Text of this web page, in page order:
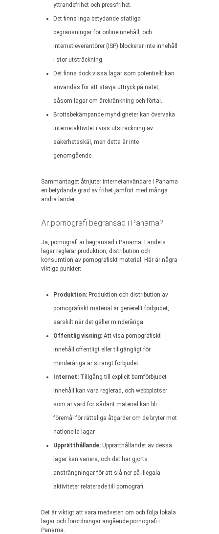
yttrandefrihet och pressfrihet.
Det finns inga betydande statliga
begränsningar för onlineinnehåll, och
internetleverantörer (ISP) blockerar inte innehåll
i stor utsträckning.
Det finns dock vissa lagar som potentiellt kan
användas för att stävja uttryck på nätet,
såsom lagar om ärekränkning och förtal.
Brottsbekämpande myndigheter kan övervaka
internetaktivitet i viss utsträckning av
säkerhetsskäl, men detta är inte
genomgående.
Sammantaget åtnjuter internetanvändare i Panama
en betydande grad av frihet jämfört med många
andra länder.
Är pornografi begränsad i Panama?
Ja, pornografi är begränsad i Panama. Landets
lagar reglerar produktion, distribution och
konsumtion av pornografiskt material. Här är några
viktiga punkter:
Produktion: Produktion och distribution av
pornografiskt material är generellt förbjudet,
särskilt när det gäller minderåriga.
Offentlig visning: Att visa pornografiskt
innehåll offentligt eller tillgängligt för
minderåriga är strängt förbjudet.
Internet: Tillgång till explicit barnförbjudet
innehåll kan vara reglerad, och webbplatser
som är värd för sådant material kan bli
föremål för rättsliga åtgärder om de bryter mot
nationella lagar.
Upprätthållande: Upprätthållandet av dessa
lagar kan variera, och det har gjorts
ansträngningar för att slå ner på illegala
aktiviteter relaterade till pornografi.
Det är viktigt att vara medveten om och följa lokala
lagar och förordningar angående pornografi i
Panama.